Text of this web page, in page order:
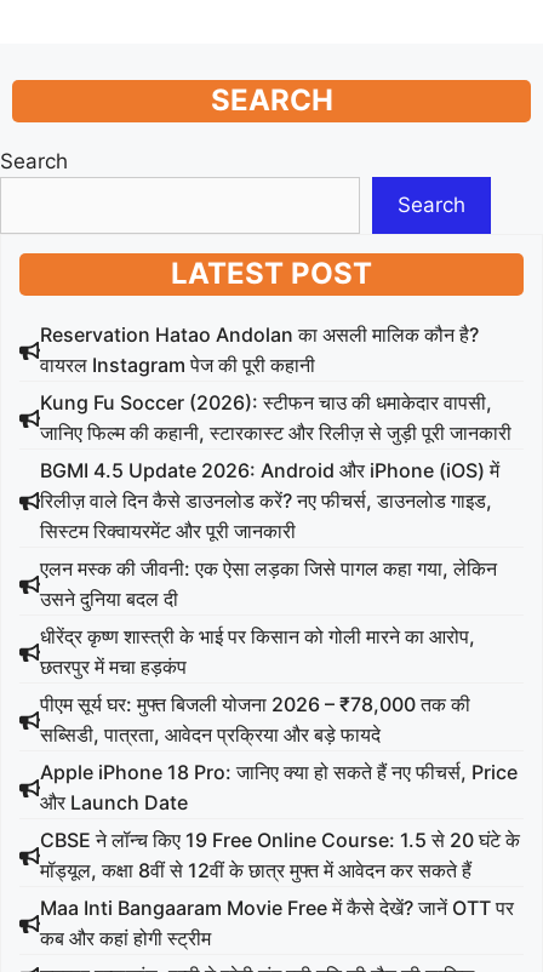
SEARCH
Search
Search
LATEST POST
Reservation Hatao Andolan का असली मालिक कौन है?
वायरल Instagram पेज की पूरी कहानी
Kung Fu Soccer (2026): स्टीफन चाउ की धमाकेदार वापसी,
जानिए फिल्म की कहानी, स्टारकास्ट और रिलीज़ से जुड़ी पूरी जानकारी
BGMI 4.5 Update 2026: Android और iPhone (iOS) में
रिलीज़ वाले दिन कैसे डाउनलोड करें? नए फीचर्स, डाउनलोड गाइड,
सिस्टम रिक्वायरमेंट और पूरी जानकारी
एलन मस्क की जीवनी: एक ऐसा लड़का जिसे पागल कहा गया, लेकिन
उसने दुनिया बदल दी
धीरेंद्र कृष्ण शास्त्री के भाई पर किसान को गोली मारने का आरोप,
छतरपुर में मचा हड़कंप
पीएम सूर्य घर: मुफ्त बिजली योजना 2026 – ₹78,000 तक की
सब्सिडी, पात्रता, आवेदन प्रक्रिया और बड़े फायदे
Apple iPhone 18 Pro: जानिए क्या हो सकते हैं नए फीचर्स, Price
और Launch Date
CBSE ने लॉन्च किए 19 Free Online Course: 1.5 से 20 घंटे के
मॉड्यूल, कक्षा 8वीं से 12वीं के छात्र मुफ्त में आवेदन कर सकते हैं
Maa Inti Bangaaram Movie Free में कैसे देखें? जानें OTT पर
कब और कहां होगी स्ट्रीम